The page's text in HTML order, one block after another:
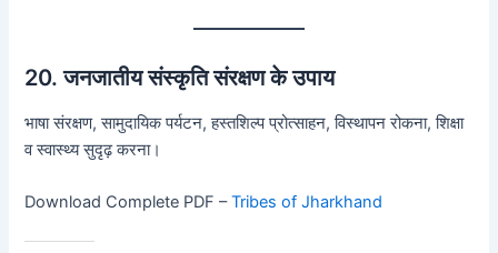
20. जनजातीय संस्कृति संरक्षण के उपाय
भाषा संरक्षण, सामुदायिक पर्यटन, हस्तशिल्प प्रोत्साहन, विस्थापन रोकना, शिक्षा
व स्वास्थ्य सुदृढ़ करना।
Download Complete PDF –Tribes of Jharkhand